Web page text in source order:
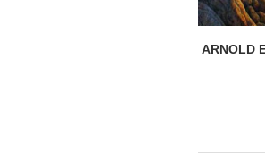
ARNOLD